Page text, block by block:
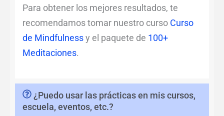
Para obtener los mejores resultados, te
recomendamos tomar nuestro curso Curso
de Mindfulnessy el paquete de 100+
Meditaciones.
¿Puedo usar las prácticas en mis cursos,
escuela, eventos, etc.?